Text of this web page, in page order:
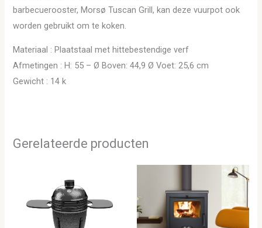
barbecuerooster, Morsø Tuscan Grill, kan deze vuurpot ook
worden gebruikt om te koken.
Materiaal : Plaatstaal met hittebestendige verf
Afmetingen : H: 55 – Ø Boven: 44,9 Ø Voet: 25,6 cm
Gewicht : 14 k
Gerelateerde producten